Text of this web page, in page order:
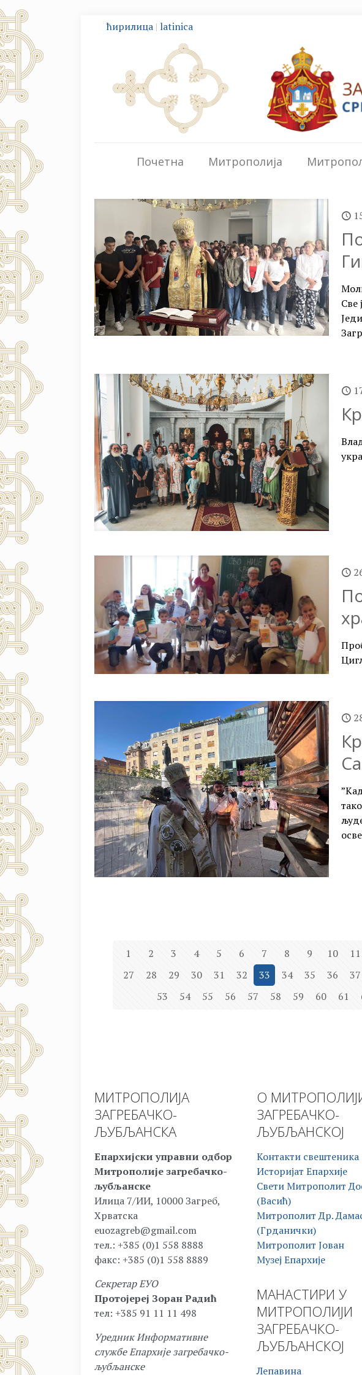
ћирилица | latinica
Почетна Митрополија
Све
1 2 3 4 5 6 7 8 9 10 11
27
28 29 30 31 32 33 34 35 36 37
53
54 55 56 57 58 59 60 61
МИТРОПОЛИЈА
ЗАГРЕБАЧКО-
ЉУБЉАНСКА
Епархијски управни одбор
Митрополије загребачко-
љубљанске
Илица 7/ИИ, 10000 Загреб,
Хрватска
euozagreb@gmail.com
тел.: +385 (0)1 558 8888
факс: +385 (0)1 558 8889
Секретар ЕУО
Протојереј Зоран Радић
тел: +385 91 11 11 498
Уредник Информативне
службе Епархије загребачко-
љубљанске
О
ЗАГРЕБАЧКО-
ЉУБЉАНСКОЈ
Контакти свештеника
Историјат Епархије
Свети Митрополит
(Васић)
Митрополит Др.
(Грданички)
Митрополит Јован
Музеј Епархије
МАНАСТИРИ У
МИТРОПОЛИЈИ
ЗАГРЕБАЧКО-
ЉУБЉАНСКОЈ
Лепавина